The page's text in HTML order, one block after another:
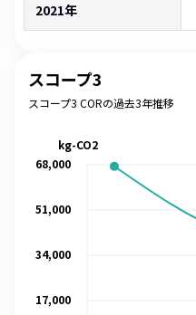
2021年
スコープ3
スコープ3 CORの過去3年推移
17,000
34,000
51,000
68,000
kg-CO2